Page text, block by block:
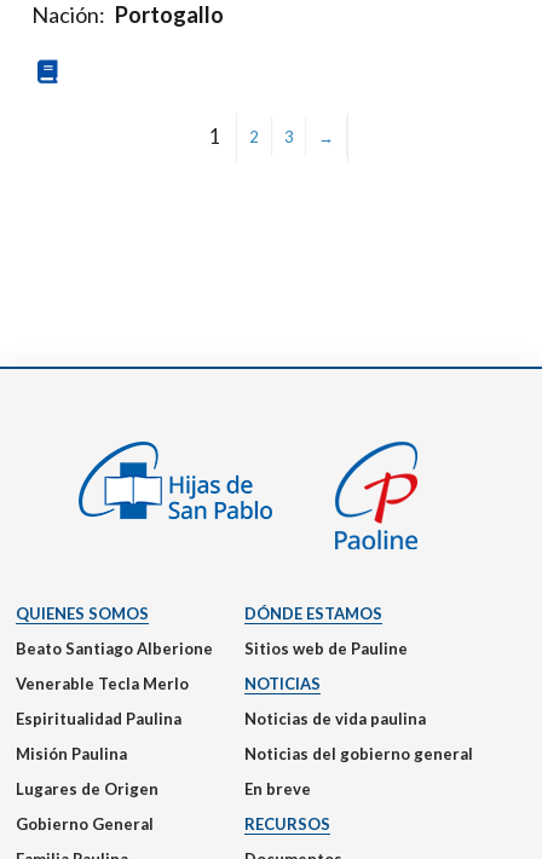
Nación: Portogallo
1 2 3 →
QUIENES SOMOS
Beato Santiago Alberione
Venerable Tecla Merlo
Espiritualidad Paulina
Misión Paulina
Lugares de Origen
Gobierno General
DÓNDE ESTAMOS
Sitios web de Pauline
NOTICIAS
Noticias de vida paulina
Noticias del gobierno general
En breve
RECURSOS